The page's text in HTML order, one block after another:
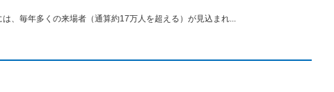
、毎年多くの来場者（通算約17万人を超える）が見込まれ...